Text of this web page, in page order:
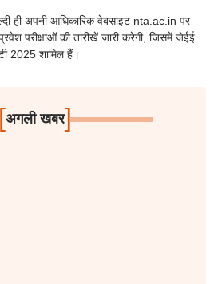
ही अपनी आधिकारिक वेबसाइट nta.ac.in पर
परीक्षाओं की तारीखें जारी करेगी, जिसमें जेईई
2025 शामिल हैं।
अगली खबर]